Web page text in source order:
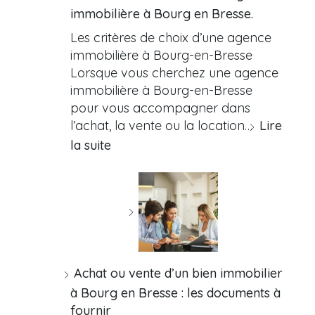
immobilière à Bourg en Bresse.
Les critères de choix d’une agence
immobilière à Bourg-en-Bresse
Lorsque vous cherchez une agence
immobilière à Bourg-en-Bresse
pour vous accompagner dans
l’achat, la vente ou la location… Lire
la suite
Achat ou vente d’un bien immobilier
à Bourg en Bresse : les documents à
fournir